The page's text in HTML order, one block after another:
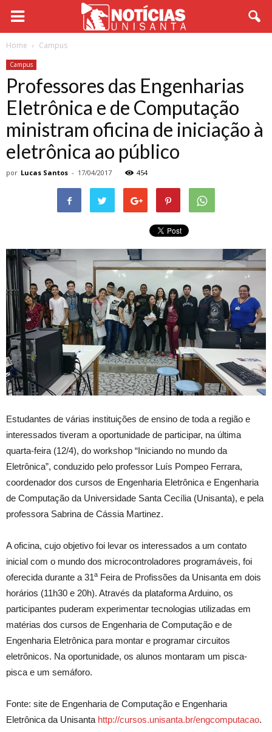
Home Campus
Campus
Professores das Engenharias
Eletrônica e de Computação
ministram oficina de iniciação à
eletrônica ao público
por Lucas Santos - 17/04/2017 454
Estudantes de várias instituições de ensino de toda a região e
interessados tiveram a oportunidade de participar, na última
quarta-feira (12/4), do workshop “Iniciando no mundo da
Eletrônica”, conduzido pelo professor Luís Pompeo Ferrara,
coordenador dos cursos de Engenharia Eletrônica e Engenharia
de Computação da Universidade Santa Cecília (Unisanta), e pela
professora Sabrina de Cássia Martinez.
A oficina, cujo objetivo foi levar os interessados a um contato
inicial com o mundo dos microcontroladores programáveis, foi
oferecida durante a 31a Feira de Profissões da Unisanta em dois
horários (11h30 e 20h). Através da plataforma Arduino, os
participantes puderam experimentar tecnologias utilizadas em
matérias dos cursos de Engenharia de Computação e de
Engenharia Eletrônica para montar e programar circuitos
eletrônicos. Na oportunidade, os alunos montaram um pisca-
pisca e um semáforo.
Fonte: site de Engenharia de Computação e Engenharia
Eletrônica da Unisanta http://cursos.unisanta.br/engcomputacao.